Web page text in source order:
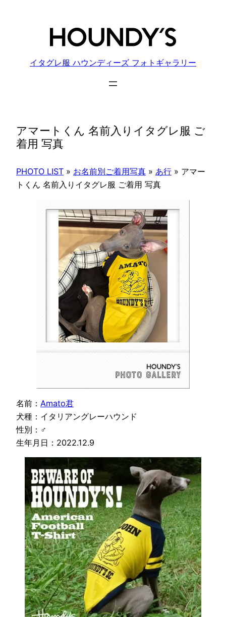
イタグレ服 ハウンディーズ フォトギャラリー
アマートくん 名前入りイタグレ服 ご
着用 写真
PHOTO LIST » お名前別ご着用写真 » あ行 » アマー
トくん 名前入りイタグレ服 ご着用 写真
名前： Amato君
犬種：イタリアングレーハウンド
性別：♂
生年月日：2022.12.9